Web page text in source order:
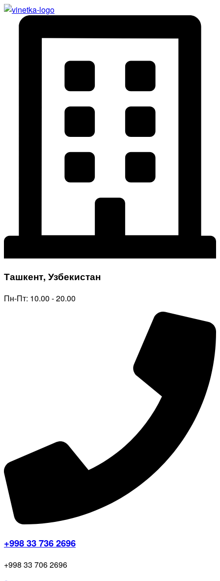
Ташкент, Узбекистан
Пн-Пт: 10.00 - 20.00
+998 33 736 2696
+998 33 706 2696